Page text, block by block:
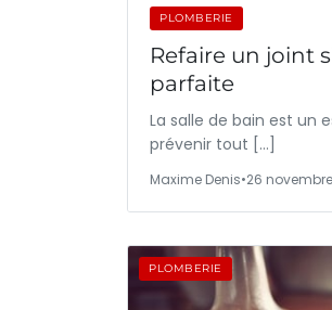
PLOMBERIE
Refaire un joint
parfaite
La salle de bain est un
prévenir tout […]
Maxime Denis•26
PLOMBERIE